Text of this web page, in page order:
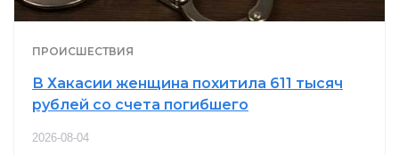
ПРОИСШЕСТВИЯ
В Хакасии женщина похитила 611 тысяч
рублей со счета погибшего
2026-08-04